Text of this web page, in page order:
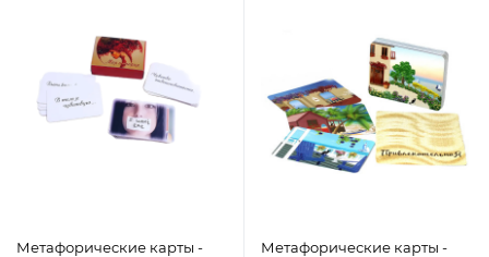
Метафорические карты -
Метафорические карты -